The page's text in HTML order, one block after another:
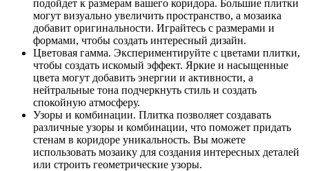
подойдет к размерам вашего коридора. Большие плитки
могут визуально увеличить пространство, а мозаика
добавит оригинальности. Играйтесь с размерами и
формами, чтобы создать интересный дизайн.
Цветовая гамма. Экспериментируйте с цветами плитки,
чтобы создать искомый эффект. Яркие и насыщенные
цвета могут добавить энергии и активности, а
нейтральные тона подчеркнуть стиль и создать
спокойную атмосферу.
Узоры и комбинации. Плитка позволяет создавать
различные узоры и комбинации, что поможет придать
стенам в коридоре уникальность. Вы можете
использовать мозаику для создания интересных деталей
или строить геометрические узоры.